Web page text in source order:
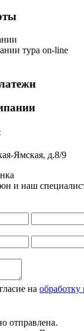
тура on-line
Ямская, д.8/9
и наш
на
отправлена.